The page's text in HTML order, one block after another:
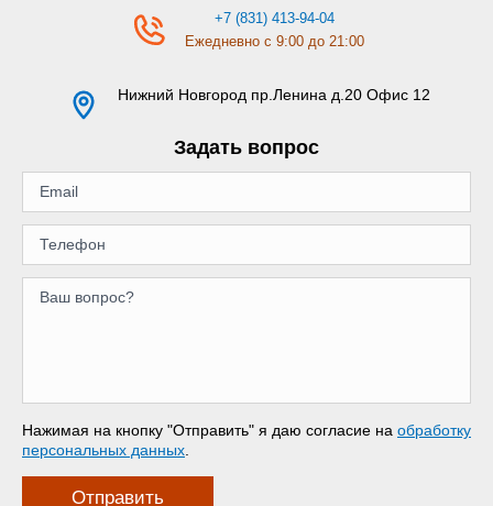
+7 (831) 413-94-04
Ежедневно с 9:00 до 21:00
Нижний Новгород пр.Ленина д.20 Офис 12
Задать вопрос
Нажимая на кнопку "Отправить" я даю согласие на обработку
персональных данных
Отправить